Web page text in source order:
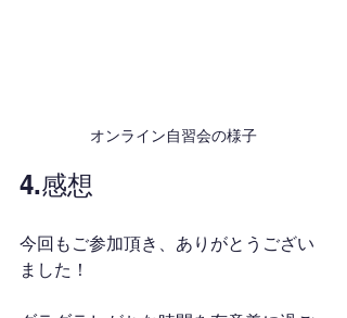
オンライン自習会の様子
4.感想
今回もご参加頂き、ありがとうござい
ました！